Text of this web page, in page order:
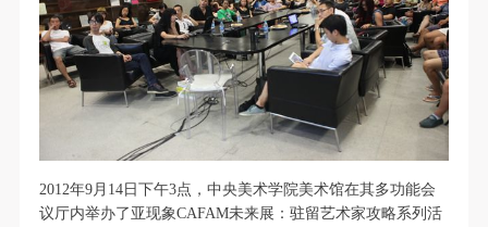
2012年9月14日下午3点，中央美术学院美术馆在其多功能会
议厅内举办了亚现象CAFAM未来展：驻留艺术家攻略系列活
术馆资料库》等相关资料、文献、档案机构和平台，
在中央美术学院中使用和在互联网上传播，同意按相
关“章程”规定享受相关权益。
中央美术学院美术馆活动安全免责协议书
第一条
本次活动公平公正、自愿参加与退出、风险与责任自
负的原则。但活动有风险，参加者应有必要的风险意
术馆资料库》等相关资料、文献、档案机构和平台，
在中央美术学院中使用和在互联网上传播，同意按相
关“章程”规定享受相关权益。
中央美术学院美术馆活动安全免责协议书
第一条
本次活动公平公正、自愿参加与退出、风险与责任自
负的原则。但活动有风险，参加者应有必要的风险意
术馆资料库》等相关资料、文献、档案机构和平台，
在中央美术学院中使用和在互联网上传播，同意按相
关“章程”规定享受相关权益。
中央美术学院美术馆活动安全免责协议书
第一条
本次活动公平公正、自愿参加与退出、风险与责任自
负的原则。但活动有风险，参加者应有必要的风险意